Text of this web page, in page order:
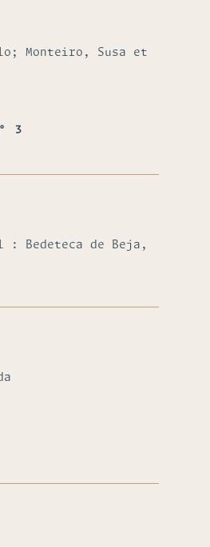
Monteiro, Susa et
3
: Bedeteca de Beja,